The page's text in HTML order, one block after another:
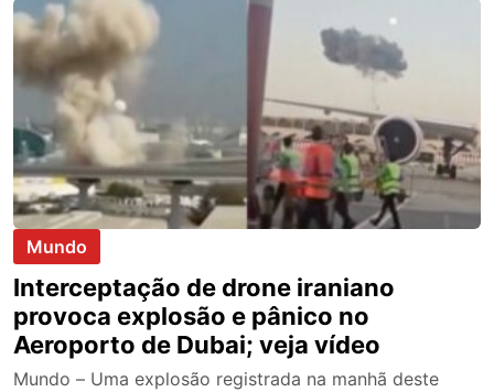
Mundo
Interceptação de drone iraniano
provoca explosão e pânico no
Aeroporto de Dubai; veja vídeo
Mundo – Uma explosão registrada na manhã deste